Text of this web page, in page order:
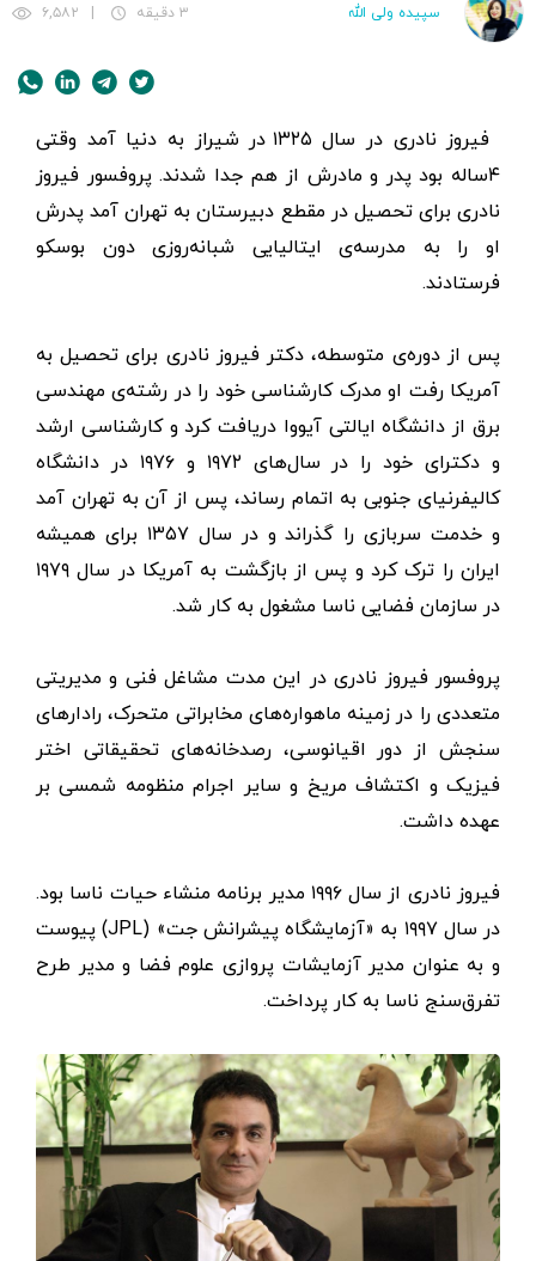
سپیده ولی الله ۳ دقیقه ۶,۵۸۲
فیروز نادری در سال ۱۳۲۵ در شیراز به دنیا آمد وقتی
۴ساله بود پدر و مادرش از هم جدا شدند. پروفسور فیروز
نادری برای تحصیل در مقطع دبیرستان به تهران آمد پدرش
او را به مدرسه‌ی ایتالیایی شبانه‌روزی دون بوسکو
فرستادند.
پس از دوره‌ی متوسطه، دکتر فیروز نادری برای تحصیل به
آمریکا رفت او مدرک کارشناسی خود را در رشته‌ی مهندسی
برق از دانشگاه ایالتی آیووا دریافت کرد و کارشناسی ارشد
و دکترای خود را در سال‌های ۱۹۷۲ و ۱۹۷۶ در دانشگاه
کالیفرنیای جنوبی به اتمام رساند، پس از آن به تهران آمد
و خدمت سربازی را گذراند و در سال ۱۳۵۷ برای همیشه
ایران را ترک کرد و پس از بازگشت به آمریکا در سال ۱۹۷۹
در سازمان فضایی ناسا مشغول به کار شد.
پروفسور فیروز نادری در این مدت مشاغل فنی و مدیریتی
متعددی را در زمینه ماهواره‌های مخابراتی متحرک، رادارهای
سنجش از دور اقیانوسی، رصدخانه‌های تحقیقاتی اختر
فیزیک و اکتشاف مریخ و سایر اجرام منظومه شمسی بر
عهده داشت.
فیروز نادری از سال ۱۹۹۶ مدیر برنامه منشاء حیات ناسا بود.
در سال ۱۹۹۷ به «آزمایشگاه پیشرانش جت» (JPL) پیوست
و به عنوان مدیر آزمایشات پروازی علوم فضا و مدیر طرح
تفرق‌سنج ناسا به کار پرداخت.